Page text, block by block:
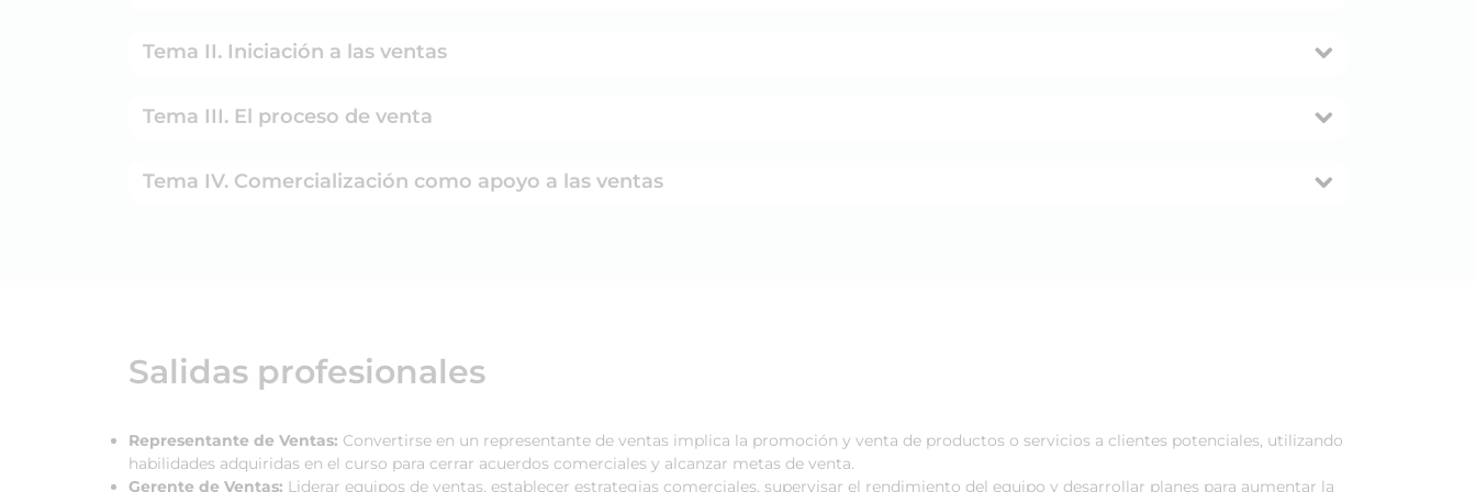
Tema II. Iniciación a las ventas
Tema III. El proceso de venta
Tema IV. Comercialización como apoyo a las ventas
Salidas profesionales
Representante de Ventas: Convertirse en un representante de ventas implica la promoción y venta de productos o servicios a clientes potenciales, utilizando
habilidades adquiridas en el curso para cerrar acuerdos comerciales y alcanzar metas de venta.
Gerente de Ventas: Liderar equipos de ventas, establecer estrategias comerciales, supervisar el rendimiento del equipo y desarrollar planes para aumentar la